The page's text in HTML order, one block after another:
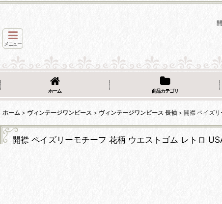
メニュー
ホーム 商品カテゴリ
ホーム > ヴィンテージワンピース > ヴィンテージワンピース 長袖 > 開襟 ペイズ
開襟 ペイズリーモチーフ 花柄 ウエストゴム レトロ